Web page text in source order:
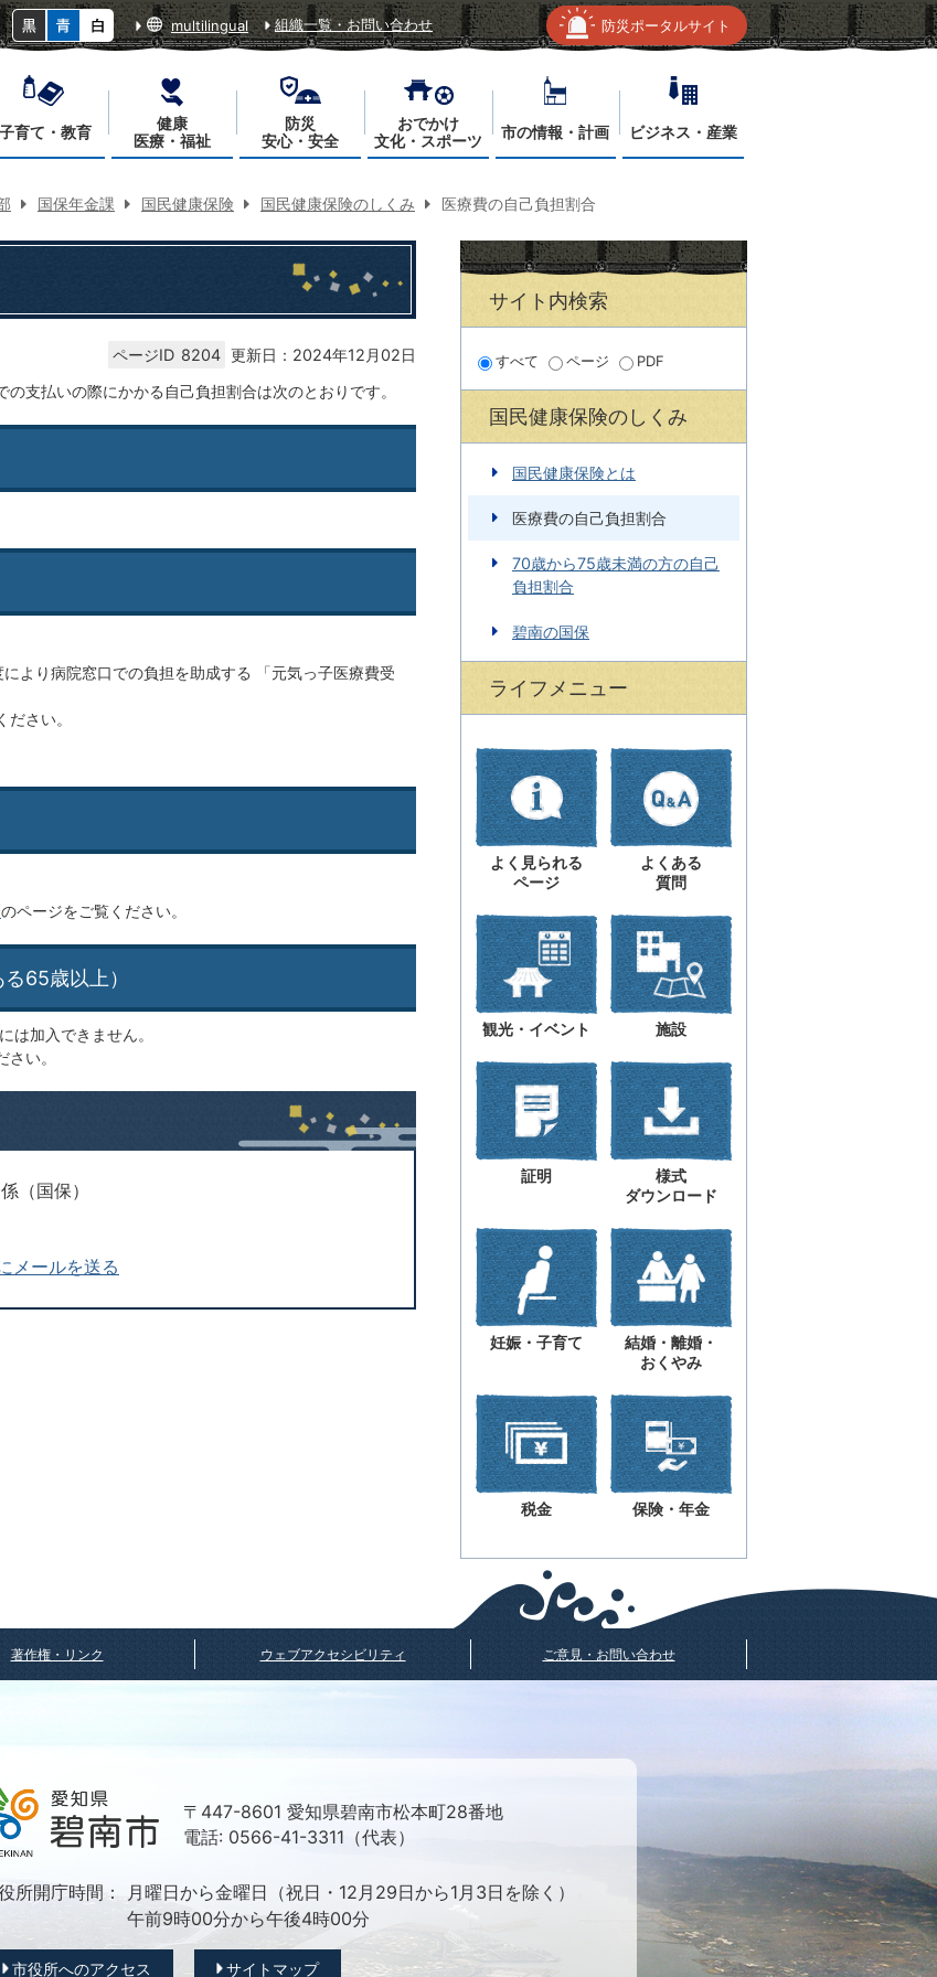
multilingual 組織一覧・お問い合わせ 防災ポータルサイト
子育て・教育
健康
医療・福祉
防災
安心・安全
おでかけ
文化・スポーツ
市の情報・計画 ビジネス・産業
国保年金課 国民健康保険 国民健康保険のしくみ 医療費の自己負担割合
ページID 8204 更新日：2024年12月02日
支払いの際にかかる自己負担割合は次のとおりです。
より病院窓口での負担を助成する 「元気っ子医療費受
さい。
のページをご覧ください。
65歳以上）
は加入できません。
い。
（国保）
メールを送る
サイト内検索
すべて ページ PDF
国民健康保険のしくみ
国民健康保険とは
医療費の自己負担割合
70歳から75歳未満の方の自己
負担割合
碧南の国保
ライフメニュー
よく見られる
ページ
よくある
質問
観光・イベント 施設
証明
様式
ダウンロード
妊娠・子育て
結婚・離婚・
おくやみ
税金 保険・年金
著作権・リンク ウェブアクセシビリティ ご意見・お問い合わせ
〒447-8601 愛知県碧南市松本町28番地
電話: 0566-41-3311（代表）
所開庁時間：
月曜日から金曜日（祝日・12月29日から1月3日を除く）
午前9時00分から午後4時00分
市役所へのアクセス サイトマップ